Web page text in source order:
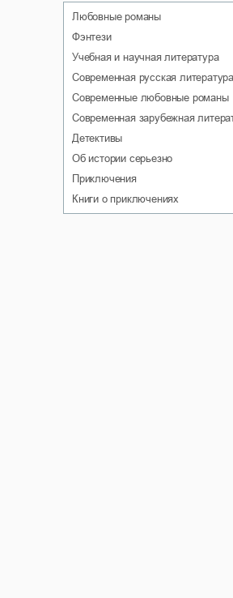
любовные романы
фэнтези
учебная и научная литература
современная русская литература
современные любовные романы
современная зарубежная
детективы
об истории серьезно
приключения
книги о приключениях